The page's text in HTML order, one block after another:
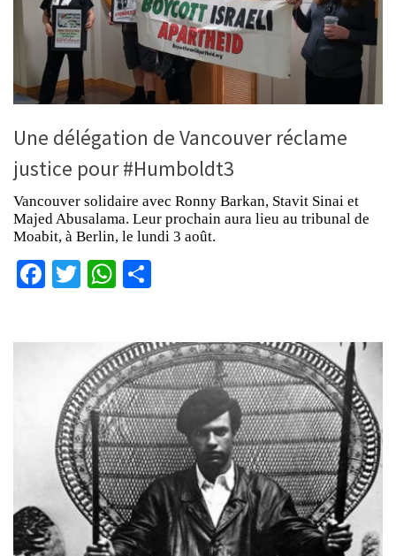
Une délégation de Vancouver réclame
justice pour #Humboldt3
Vancouver solidaire avec Ronny Barkan, Stavit Sinai et
Majed Abusalama. Leur prochain aura lieu au tribunal de
Moabit, à Berlin, le lundi 3 août.
Facebook
TwitterWhatsApp